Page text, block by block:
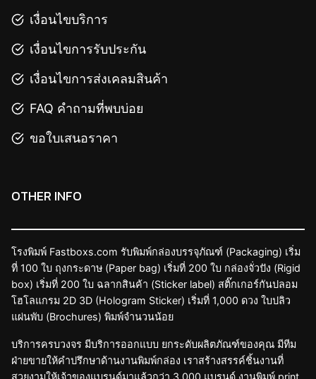
เงื่อนไขบริการ
เงื่อนไขการรับประกัน
เงื่อนไขการส่งเคลมสินค้า
FAQ คำถามที่พบบ่อย
ขอใบเสนอราคา
OTHER INFO
โรงพิมพ์ Fastboxs.com รับพิมพ์กล่องบรรจุภัณฑ์ (Packaging) เริ่ม
ที่ 100 ใบ ถุงกระดาษ (Paper bag) เริ่มที่ 200 ใบ กล่องจั่วปัง (Rigid
box) เริ่มที่ 200 ใบ ฉลากสินค้า (Sticker label) สติ๊กเกอร์กันปลอม
โฮโลแกรม 2D 3D (Hologram Sticker) เริ่มที่ 1,000 ดวง ใบปลิว
แผ่นพับ (Brochures) พิมพ์จำนวนน้อย
บริการครบวงจร มีบริการออกแบบ ยกระดับผลิตภัณฑ์ของคุณ มีทีม
ฝ่ายขายให้คำปรึกษาด้านงานพิมพ์กล่อง เราสร้างสรรค์ชิ้นงานที่
สวยงามให้เจ้าของแบรนด์มาแล้วกว่า 3,000 แบรนด์ งานพิมพ์ print